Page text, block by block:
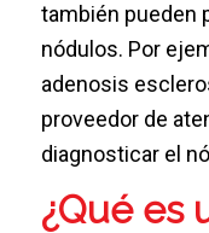
también pueden
nódulos. Por
adenosis
proveedor de
diagnosticar el
¿Qué es